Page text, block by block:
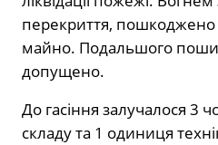
перекриття, пошкоджено
майно. Подальшого
допущено.
До гасіння залучалося 3
складу та 1 одиниця